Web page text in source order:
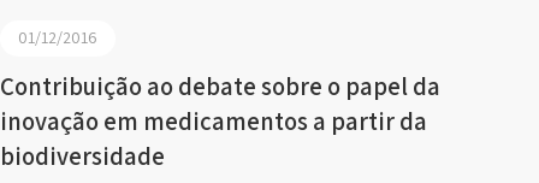
01/12/2016
Contribuição ao debate sobre o papel da
inovação em medicamentos a partir da
biodiversidade